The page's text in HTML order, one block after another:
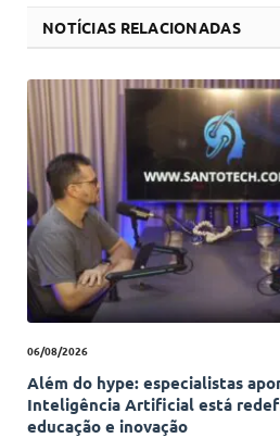
NOTÍCIAS RELACIONADAS
06/08/2026
Além do hype: especialistas
Inteligência Artificial está
educação e inovação